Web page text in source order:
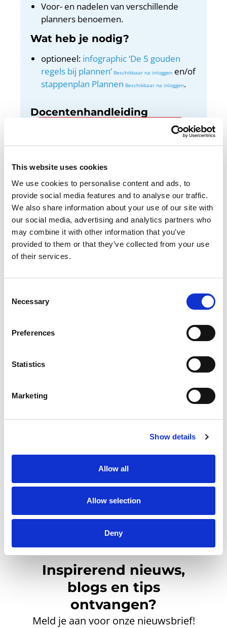
This website uses cookies
We use cookies to personalise content and ads, to
provide social media features and to analyse our traffic.
We also share information about your use of our site with
our social media, advertising and analytics partners who
may combine it with other information that you’ve
provided to them or that they’ve collected from your use
of their services.
Selection
Necessary
Preferences
Statistics
Marketing
Show details
Allow all
Allow selection
Deny
Voor- en nadelen van verschillende
planners benoemen.
Wat heb je nodig?
optioneel: infographic ‘De 5 gouden
regels bij plannen’
en/of
stappenplan Plannen
.
Docentenhandleiding
Bekijk de docentenhandleiding
Een planning op papier geeft overzicht. Maar
een digitale planning kun je weer makkelijk
bijstellen. Wat voor planner werkt voor jou het
beste? Dat onderzoek je in deze opdracht.
Inloggen
Inspirerend nieuws,
blogs en tips
ontvangen?
Meld je aan voor onze nieuwsbrief!